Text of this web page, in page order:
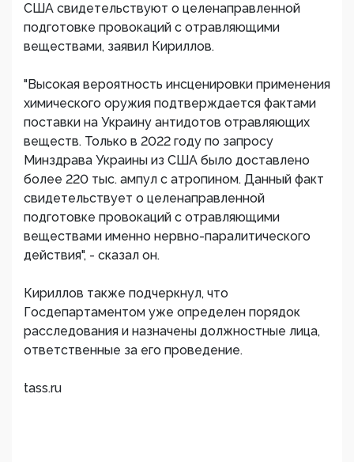
США свидетельствуют о целенаправленной
подготовке провокаций с отравляющими
веществами, заявил Кириллов.
"Высокая вероятность инсценировки применения
химического оружия подтверждается фактами
поставки на Украину антидотов отравляющих
веществ. Только в 2022 году по запросу
Минздрава Украины из США было доставлено
более 220 тыс. ампул с атропином. Данный факт
свидетельствует о целенаправленной
подготовке провокаций с отравляющими
веществами именно нервно-паралитического
действия", - сказал он.
Кириллов также подчеркнул, что
Госдепартаментом уже определен порядок
расследования и назначены должностные лица,
ответственные за его проведение.
tass.ru